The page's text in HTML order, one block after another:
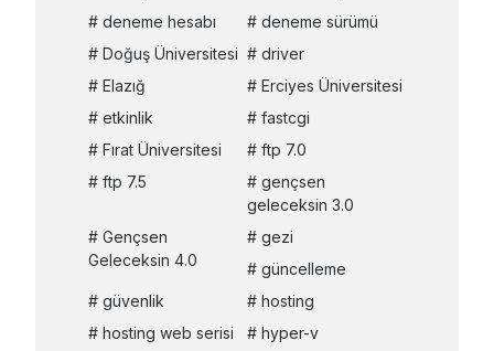
deneme hesabı
deneme sürümü
Doğuş Üniversitesi
driver
Elazığ
Erciyes Üniversitesi
etkinlik
fastcgi
Fırat Üniversitesi
ftp 7.0
ftp 7.5
gençsen
geleceksin 3.0
Gençsen
Geleceksin 4.0
gezi
güncelleme
güvenlik
hosting
hosting web serisi
hyper-v